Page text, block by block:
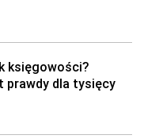
księgowości?
prawdy dla tysięcy